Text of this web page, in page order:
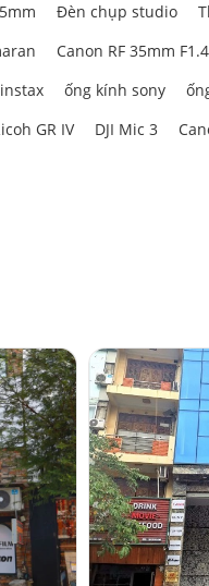
Đèn chụp studio
Canon RF 35mm
ống kính sony
GR IV
DJI Mic 3